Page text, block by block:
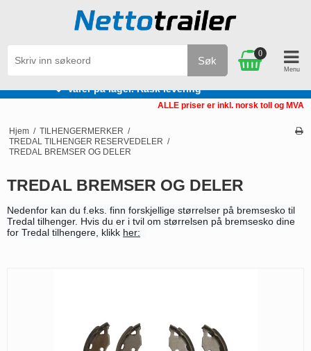
Varer på lager. Rask levering
Søk
0
ALLE priser er inkl. norsk toll og MVA
Hjem / TILHENGERMERKER /
TREDAL TILHENGER RESERVEDELER /
TREDAL BREMSER OG DELER
TREDAL BREMSER OG DELER
Nedenfor kan du f.eks. finn forskjellige størrelser på bremsesko til
Tredal tilhenger. Hvis du er i tvil om størrelsen på bremsesko dine
for Tredal tilhengere, klikk her: